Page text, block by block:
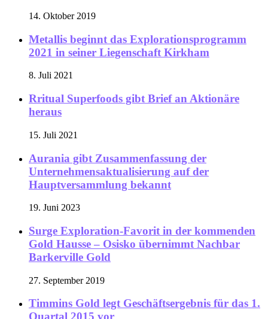
14. Oktober 2019
Metallis beginnt das Explorationsprogramm
2021 in seiner Liegenschaft Kirkham
8. Juli 2021
Rritual Superfoods gibt Brief an Aktionäre
heraus
15. Juli 2021
Aurania gibt Zusammenfassung der
Unternehmensaktualisierung auf der
Hauptversammlung bekannt
19. Juni 2023
Surge Exploration-Favorit in der kommenden
Gold Hausse – Osisko übernimmt Nachbar
Barkerville Gold
27. September 2019
Timmins Gold legt Geschäftsergebnis für das 1.